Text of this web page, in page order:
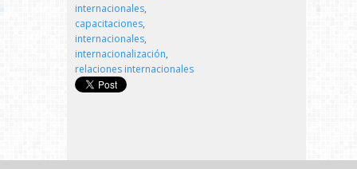
internacionales,
capacitaciones,
internacionales,
internacionalización,
relaciones internacionales